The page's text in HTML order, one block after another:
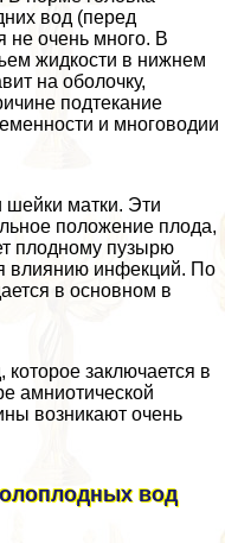
вод (перед
не очень много. В
жидкости в нижнем
на оболочку,
подтекание
и многоводии
шейки матки. Эти
положение плода,
плодному пузырю
влиянию инфекций. По
в основном в
заключается в
амниотической
возникают очень
вод